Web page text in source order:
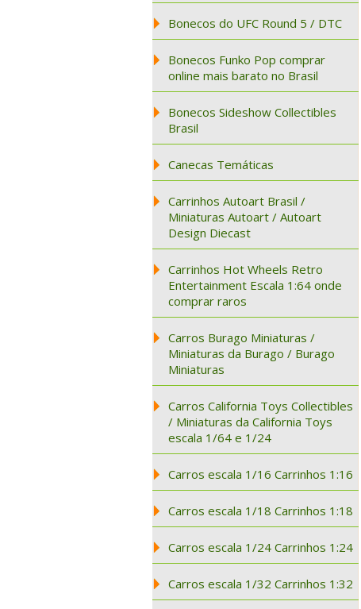
Bonecos do UFC Round 5 / DTC
Bonecos Funko Pop comprar
online mais barato no Brasil
Bonecos Sideshow Collectibles
Brasil
Canecas Temáticas
Carrinhos Autoart Brasil /
Miniaturas Autoart / Autoart
Design Diecast
Carrinhos Hot Wheels Retro
Entertainment Escala 1:64 onde
comprar raros
Carros Burago Miniaturas /
Miniaturas da Burago / Burago
Miniaturas
Carros California Toys Collectibles
/ Miniaturas da California Toys
escala 1/64 e 1/24
Carros escala 1/16 Carrinhos 1:16
Carros escala 1/18 Carrinhos 1:18
Carros escala 1/24 Carrinhos 1:24
Carros escala 1/32 Carrinhos 1:32